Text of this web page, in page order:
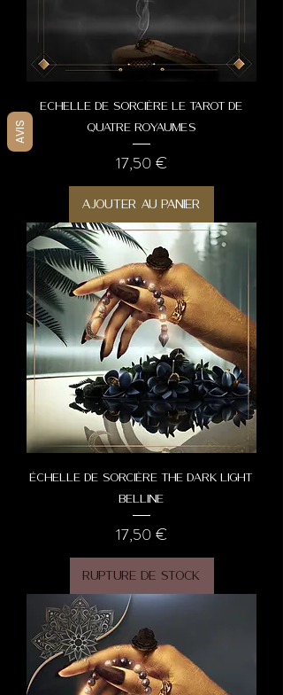
Echelle de sorcière Le Tarot de
quatre Royaumes
Prix
17,50 €
Ajouter au panier
Échelle de Sorcière The Dark Light
Belline
Prix
17,50 €
Rupture de stock
AVIS